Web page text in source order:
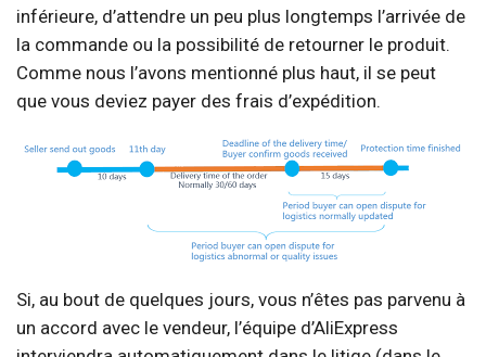
inférieure, d’attendre un peu plus longtemps l’arrivée de
la commande ou la possibilité de retourner le produit.
Comme nous l’avons mentionné plus haut, il se peut
que vous deviez payer des frais d’expédition.
Si, au bout de quelques jours, vous n’êtes pas parvenu à
un accord avec le vendeur, l’équipe d’AliExpress